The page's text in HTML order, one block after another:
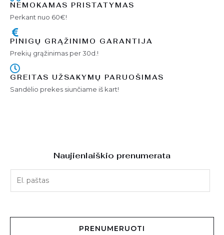
NEMOKAMAS PRISTATYMAS
Perkant nuo 60€!
PINIGŲ GRĄŽINIMO GARANTIJA
Prekių grąžinimas per 30d.!
GREITAS UŽSAKYMŲ PARUOŠIMAS
Sandėlio prekes siunčiame iš kart!
Naujienlaiškio prenumerata
a
PRENUMERUOTI